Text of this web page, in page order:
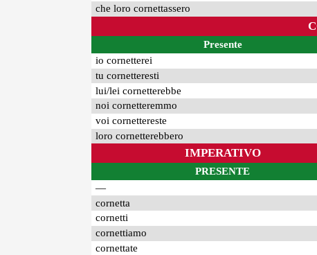
che loro cornettassero
Presente
io cornetterei
tu cornetteresti
lui/lei cornetterebbe
noi cornetteremmo
voi cornettereste
loro cornetterebbero
IMPERATIVO
PRESENTE
—
cornetta
cornetti
cornettiamo
cornettate